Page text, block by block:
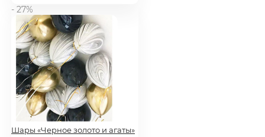
- 27%
Шары «Черное золото и агаты»